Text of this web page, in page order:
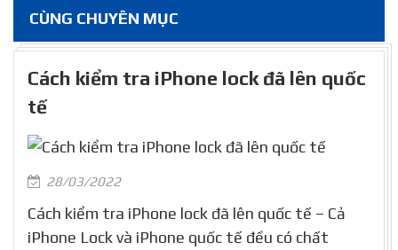
CÙNG CHUYÊN MỤC
Cách kiểm tra iPhone lock đã lên quốc
tế
28/03/2022
Cách kiểm tra iPhone lock đã lên quốc tế – Cả
iPhone Lock và iPhone quốc tế đều có chất